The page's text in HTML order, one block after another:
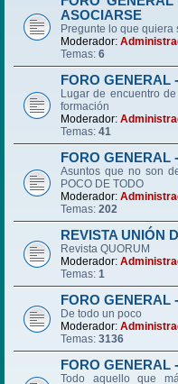
ASOCIARSE
Pregunte lo que quiera
Moderador:
Temas: 6
FORO GENERAL
Lugar de encuentro
formación
Moderador:
Temas: 41
FORO GENERAL
Asuntos que no son
POCO DE TODO
Moderador:
Temas: 202
REVISTA UNIÓN
Revista QUORUM
Moderador:
Temas: 1
FORO GENERAL
De todo un poco
Moderador:
Temas: 3136
FORO GENERAL
Todo aquello que